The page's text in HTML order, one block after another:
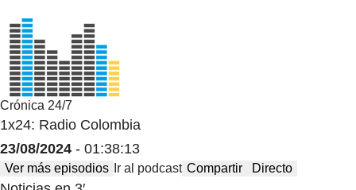
Crónica 24/7
1x24: Radio Colombia
23/08/2024 - 01:38:13
Ver más episodios Ir al podcast Compartir Directo